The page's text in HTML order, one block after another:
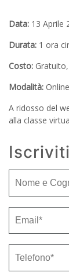
Data: 13 Aprile
Durata: 1 ora
Costo:
Modalità:
A ridosso del
alla classe